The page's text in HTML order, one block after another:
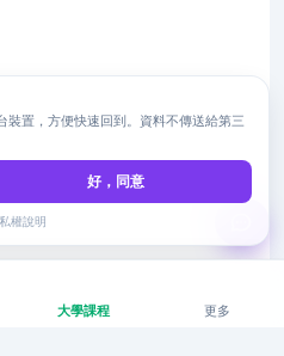
大學課程 更多
裝置，方便快速回到。資料不傳送給第三
好，同意
權說明